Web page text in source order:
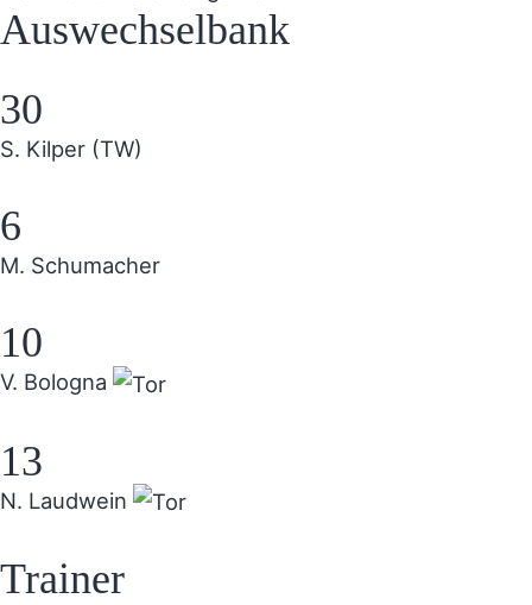
Auswechselbank
30
S. Kilper (TW)
6
M. Schumacher
10
V. Bologna
13
N. Laudwein
Trainer